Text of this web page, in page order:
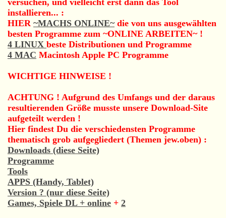
installieren... :
HIER ~MACHS ONLINE~die von uns ausgewählten
besten Programme zum ~ONLINE ARBEITEN~ !
4 LINUX beste Distributionen und Programme
4 MAC Macintosh Apple PC Programme
WICHTIGE HINWEISE !
ACHTUNG ! Aufgrund des Umfangs und der daraus
resultierenden Größe musste unsere Download-Site
aufgeteilt werden !
Hier findest Du die verschiedensten Programme
thematisch grob aufgegliedert (Themen jew.oben) :
Downloads (diese Seite)
Programme
Tools
APPS (Handy, Tablet)
Version ? (nur diese Seite)
Games, Spiele DL + online + 2